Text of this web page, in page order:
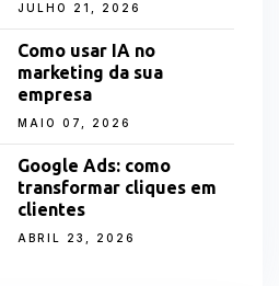
JULHO 21, 2026
Como usar IA no
marketing da sua
empresa
MAIO 07, 2026
Google Ads: como
transformar cliques em
clientes
ABRIL 23, 2026